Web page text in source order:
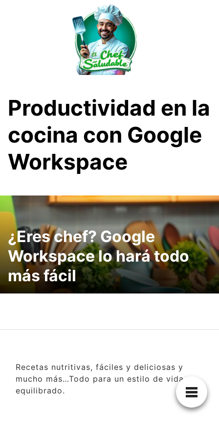
Productividad en la
cocina con Google
Workspace
¿Eres chef? Google
Workspace lo hará todo
más fácil
Recetas nutritivas, fáciles y deliciosas y
mucho más…Todo para un estilo de vida
equilibrado.